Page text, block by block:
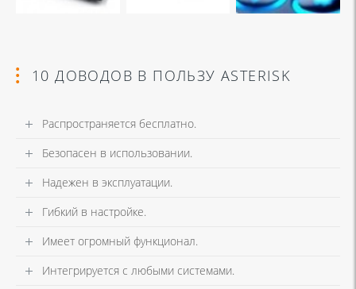
10 ДОВОДОВ В ПОЛЬЗУ ASTERISK
Распространяется бесплатно.
Безопасен в использовании.
Надежен в эксплуатации.
Гибкий в настройке.
Имеет огромный функционал.
Интегрируется с любыми системами.